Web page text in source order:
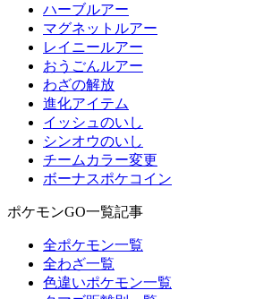
ハーブルアー
マグネットルアー
レイニールアー
おうごんルアー
わざの解放
進化アイテム
イッシュのいし
シンオウのいし
チームカラー変更
ボーナスポケコイン
ポケモンGO一覧記事
全ポケモン一覧
全わざ一覧
色違いポケモン一覧